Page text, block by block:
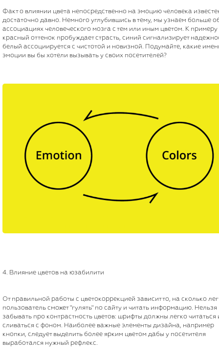
Факт о влиянии цвета непосредственно на эмоцию человека
достаточно давно. Немного углубившись в тему, мы узнаем больше
ассоциациях человеческого мозга с тем или иным цветом. К примеру
красный оттенок пробуждает страсть, синий сигнализирует
белый ассоциируется с чистотой и новизной. Подумайте, какие
эмоции вы бы хотели вызывать у своих посетителей?
4. Влияние цветов на юзабилити
От правильной работы с цветокоррекцией зависит то, на сколько
пользователь сможет "гулять" по сайту и читать информацию. Нельзя
забывать про контрастность цветов: шрифты должны легко читаться
сливаться с фоном. Наиболее важные элементы дизайна, например
кнопки, следует выделить более ярким цветом дабы у посетителя
выработался нужный рефлекс.